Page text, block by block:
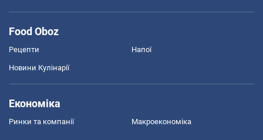
Food Oboz
Рецепти Напої
Новини Кулінарії
Економіка
Ринки та компанії Макроекономіка